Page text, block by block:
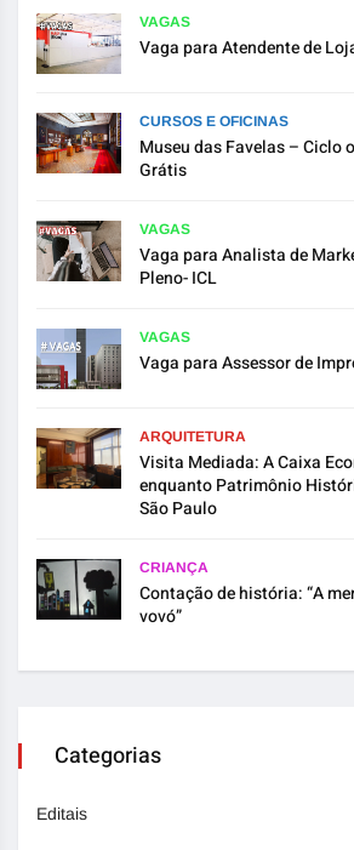
VAGAS
Vaga para Atendente de
CURSOS E OFICINAS
Museu das Favelas – Ciclo
Grátis
VAGAS
Vaga para Analista de
Pleno- ICL
VAGAS
Vaga para Assessor de
ARQUITETURA
Visita Mediada: A Caixa
enquanto Patrimônio
São Paulo
CRIANÇA
Contação de história: “A
vovó”
Categorias
Editais